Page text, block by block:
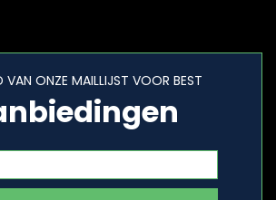
VAN ONZE MAILLIJST VOOR BEST